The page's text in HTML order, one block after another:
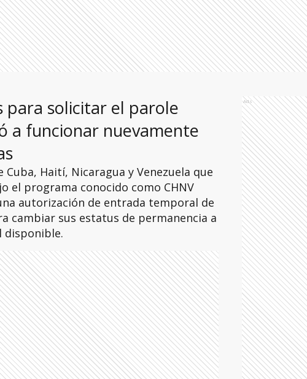
para solicitar el parole
a funcionar nuevamente
Haití, Nicaragua y Venezuela que
el programa conocido como CHNV
autorización de entrada temporal de
cambiar sus estatus de permanencia a
disponible.
Ads